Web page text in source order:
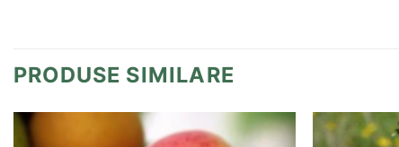
PRODUSE SIMILARE